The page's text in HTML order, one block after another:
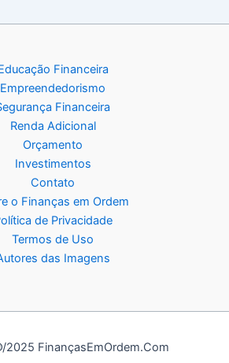
Financeira
Empreendedorismo
Financeira
Renda Adicional
Orçamento
Investimentos
Contato
o Finanças em Ordem
de Privacidade
Termos de Uso
das Imagens
FinançasEmOrdem.Com